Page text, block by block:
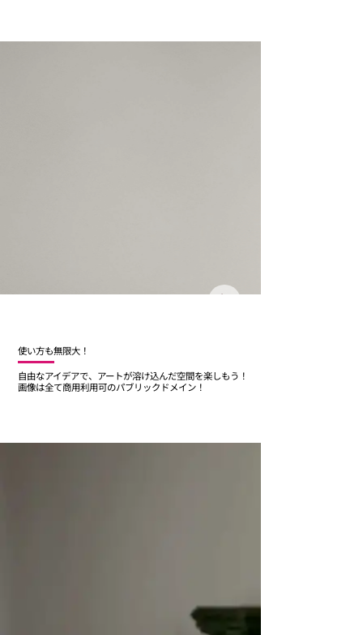
​使い方も無限大！
​自由なアイデアで、アートが溶け込んだ空間を楽しもう！
画像は全て商用利用可のパブリックドメイン！